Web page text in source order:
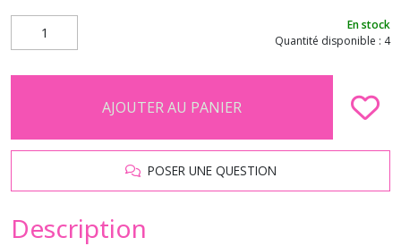
En stock
Quantité disponible : 4
AJOUTER AU PANIER
POSER UNE QUESTION
Description